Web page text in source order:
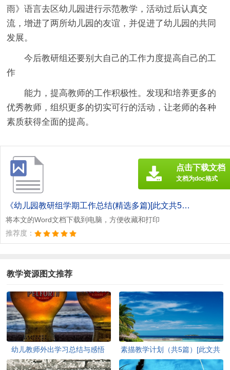
雨》语言去区幼儿园进行示范教学，活动过后认真交
流，增进了两所幼儿园的友谊，并促进了幼儿园的共同
发展。
今后教研组还要别大自己的工作力度提高自己的工
作
能力，提高教师的工作积极性。发现和培养更多的
优秀教师，组织更多的切实可行的活动，让老师的各种
素质获得全面的提高。
《幼儿园教研组学期工作总结(精选多篇)[此文共5937字].doc》
将本文的Word文档下载到电脑，方便收藏和打印
推荐度：
点击下载文档
文档为doc格式
教学资源图文推荐
幼儿教师外出学习总结与感悟
(精选多篇)[此文共5742字]
素描教学计划（共5篇）[此文共
3482字]